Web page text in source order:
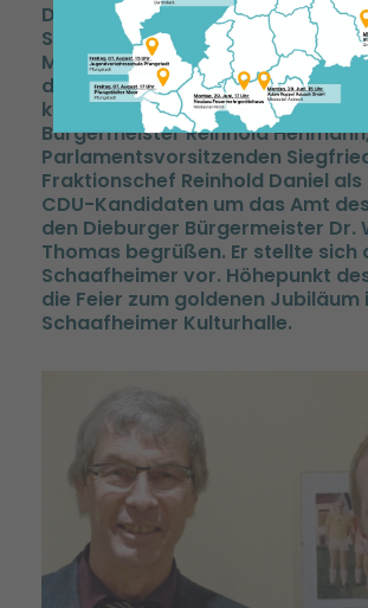
Die Jahreshauptversammlung
Schaafheimer Christdemokraten
Montag im Schaafheimer
durchgeführt. Vorsitzender Ralph
konnte neben vielen Mitgliedern
Bürgermeister Reinhold
Parlamentsvorsitzenden
Fraktionschef Reinhold Daniel
CDU-Kandidaten um das Amt
den Dieburger Bürgermeister Dr.
Thomas begrüßen. Er stellte sich
Schaafheimer vor. Höhepunkt
die Feier zum goldenen Jubiläum
Schaafheimer Kulturhalle.